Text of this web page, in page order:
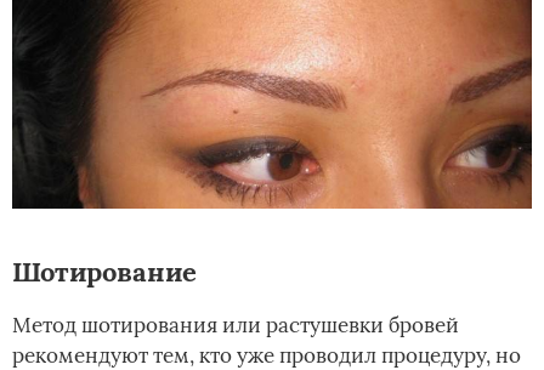
Шотирование
Метод шотирования или растушевки бровей
рекомендуют тем, кто уже проводил процедуру, но